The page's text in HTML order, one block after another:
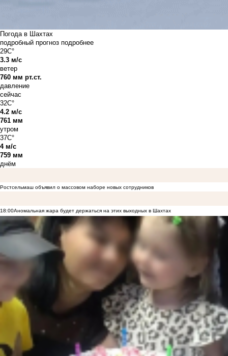
Погода в Шахтах
подробный прогноз подробнее
29C°
3.3 м/с
ветер
760 мм рт.ст.
давление
сейчас
32C°
4.2 м/с
761 мм
утром
37C°
4 м/с
759 мм
днём
Ростсельмаш объявил о массовом наборе новых сотрудников
18:00Аномальная жара будет держаться на этих выходных в Шахтах